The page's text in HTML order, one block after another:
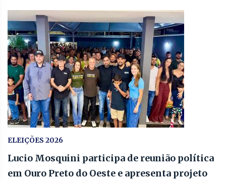
ELEIÇÕES 2026
Lucio Mosquini participa de reunião política
em Ouro Preto do Oeste e apresenta projeto